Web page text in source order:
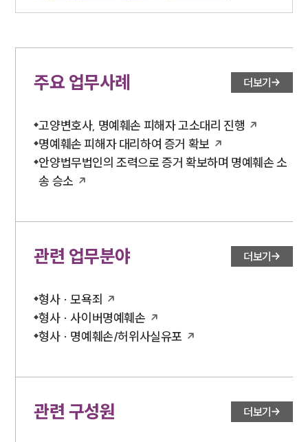
주요 업무사례 더보기
고양변호사, 명예훼손 피해자 고소대리 진행
명예훼손 피해자 대리하여 증거 확보
안양법무법인의 조력으로 증거 확보하며 명예훼손 소
송 승소
관련 업무분야 더보기
형사 · 모욕죄
형사 · 사이버명예훼손
형사 · 명예훼손/허위사실유포
관련 구성원 더보기